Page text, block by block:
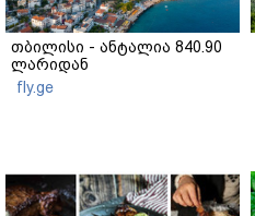
თბილისი - ანტალია 840.90
ლარიდან
fly.ge